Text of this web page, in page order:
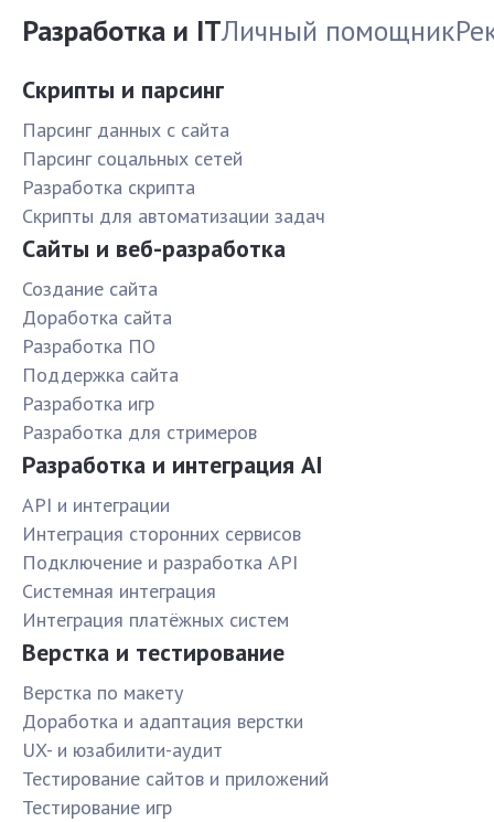
Разработка и ITЛичный помощник
Скрипты и парсинг
Парсинг данных с сайта
Парсинг соцальных сетей
Разработка скрипта
Скрипты для автоматизации задач
Сайты и веб-разработка
Создание сайта
Доработка сайта
Разработка ПО
Поддержка сайта
Разработка игр
Разработка для стримеров
Разработка и интеграция AI
API и интеграции
Интеграция сторонних сервисов
Подключение и разработка API
Системная интеграция
Интеграция платёжных систем
Верстка и тестирование
Верстка по макету
Доработка и адаптация верстки
UX- и юзабилити-аудит
Тестирование сайтов и приложений
Тестирование игр